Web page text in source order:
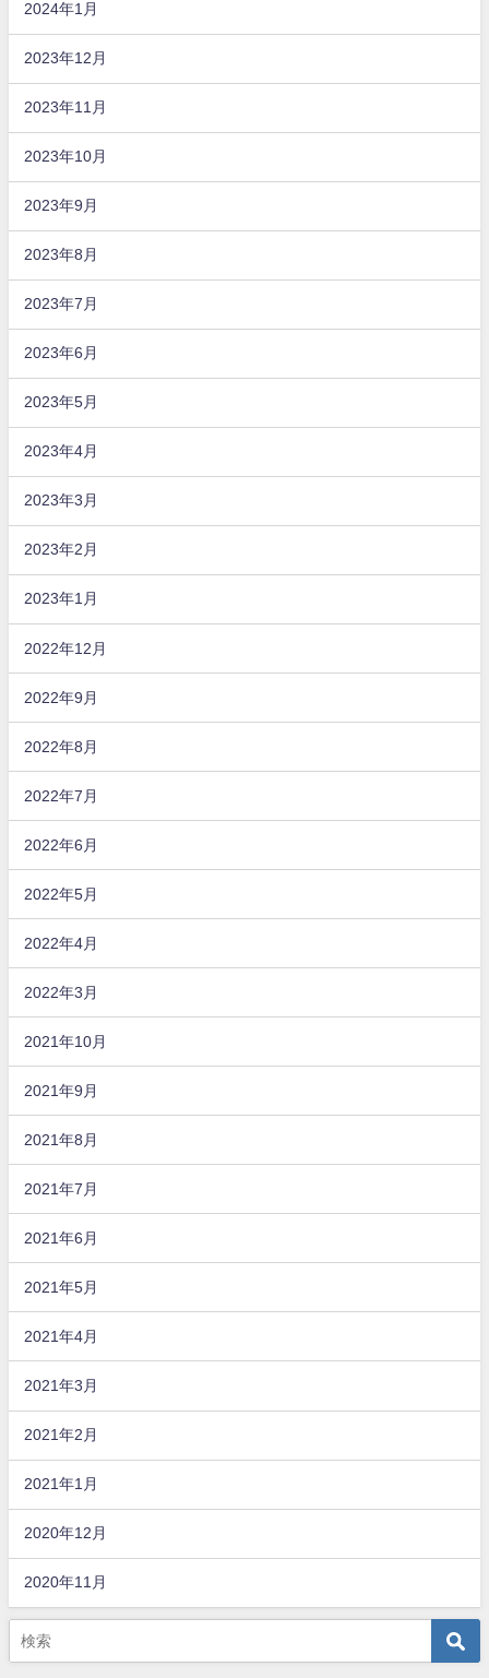
2024年1月
2023年12月
2023年11月
2023年10月
2023年9月
2023年8月
2023年7月
2023年6月
2023年5月
2023年4月
2023年3月
2023年2月
2023年1月
2022年12月
2022年9月
2022年8月
2022年7月
2022年6月
2022年5月
2022年4月
2022年3月
2021年10月
2021年9月
2021年8月
2021年7月
2021年6月
2021年5月
2021年4月
2021年3月
2021年2月
2021年1月
2020年12月
2020年11月